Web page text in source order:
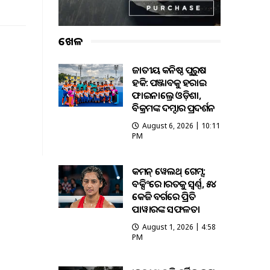
ଖେଳ
ଜାତୀୟ କନିଷ୍ଠ ପୁରୁଷ
ହକି: ପଞ୍ଜାବକୁ ହରାଇ
ଫାଇନାଲ୍ରେ ଓଡ଼ିଶା,
ବିକ୍ରମଙ୍କ ଦମ୍ଦାର ପ୍ରଦର୍ଶନ
August 6, 2026 | 10:11
PM
କମନ୍ ୱେଲଥ୍ ଗେମ୍ସ:
ବକ୍ସିଂରେ ଭାରତକୁ ସ୍ବର୍ଣ୍ଣ, ୫୪
କେଜି ବର୍ଗରେ ପ୍ରିତି
ପାୱାରଙ୍କ ସଫଳତା
August 1, 2026 | 4:58
PM